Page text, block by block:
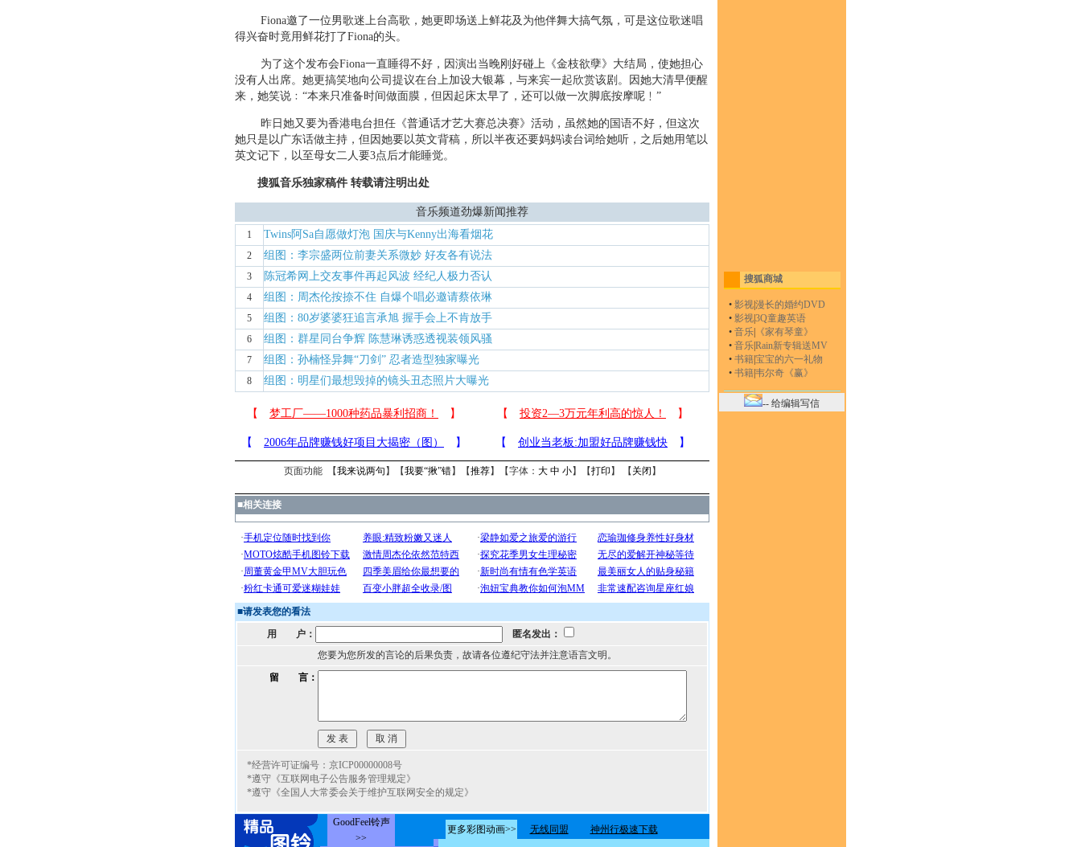
Fiona邀了一位男歌迷上台高歌，她更即场送上鲜花及为他伴舞大搞气氛，可是这位歌迷唱
得兴奋时竟用鲜花打了Fiona的头。
为了这个发布会Fiona一直睡得不好，因演出当晚刚好碰上《金枝欲孽》大结局，使她担心
没有人出席。她更搞笑地向公司提议在台上加设大银幕，与来宾一起欣赏该剧。因她大清早便醒
来，她笑说﹕“本来只准备时间做面膜，但因起床太早了，还可以做一次脚底按摩呢﹗”
昨日她又要为香港电台担任《普通话才艺大赛总决赛》活动，虽然她的国语不好，但这次
她只是以广东话做主持，但因她要以英文背稿，所以半夜还要妈妈读台词给她听，之后她用笔以
英文记下，以至母女二人要3点后才能睡觉。
搜狐音乐独家稿件 转载请注明出处
音乐频道劲爆新闻推荐
1 Twins阿Sa自愿做灯泡 国庆与Kenny出海看烟花
2 组图：李宗盛两位前妻关系微妙 好友各有说法
3 陈冠希网上交友事件再起风波 经纪人极力否认
4 组图：周杰伦按捺不住 自爆个唱必邀请蔡依琳
5 组图：80岁婆婆狂追言承旭 握手会上不肯放手
6 组图：群星同台争辉 陈慧琳诱惑透视装领风骚
7 组图：孙楠怪异舞“刀剑” 忍者造型独家曝光
8 组图：明星们最想毁掉的镜头丑态照片大曝光
页面功能 【我来说两句 】【我要“揪”错】【推荐】【字体： 大 中 小】【打印 】 【 关闭 】
■相关连接
■请发表您的看法
用 户：
匿名发出：
您要为您所发的言论的后果负责，故请各位遵纪守法并注意语言文明。
留 言：
*经营许可证编号：京ICP00000008号
*遵守《互联网电子公告服务管理规定》
*遵守《全国人大常委会关于维护互联网安全的规定》
搜狐商城
• 影视漫长的婚约DVD
• 影视3Q童趣英语
• 音乐
《家有琴童》
• 音乐Rain新专辑送MV
• 书籍宝宝的六一礼物
• 书籍韦尔奇《赢》
-- 给编辑写信